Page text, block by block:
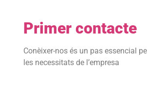
Primer contacte
Conèixer-nos és un pas essencial
les necessitats de l’empresa